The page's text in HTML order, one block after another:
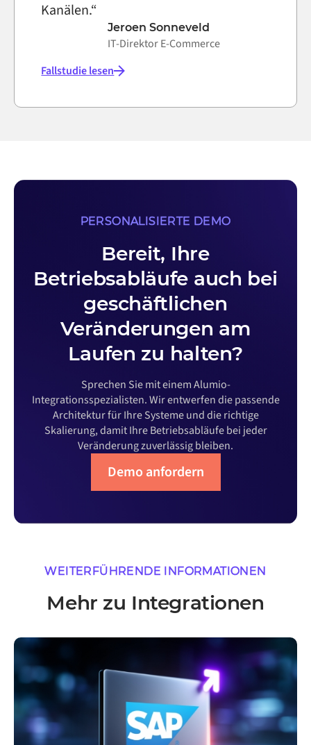
Kanälen.“
Jeroen Sonneveld
IT-Direktor E-Commerce
Fallstudie lesen
PERSONALISIERTE DEMO
Bereit, Ihre
Betriebsabläufe auch bei
geschäftlichen
Veränderungen am
Laufen zu halten?
Sprechen Sie mit einem Alumio-
Integrationsspezialisten. Wir entwerfen die passende
Architektur für Ihre Systeme und die richtige
Skalierung, damit Ihre Betriebsabläufe bei jeder
Veränderung zuverlässig bleiben.
Demo anfordern
WEITERFÜHRENDE INFORMATIONEN
Mehr zu Integrationen